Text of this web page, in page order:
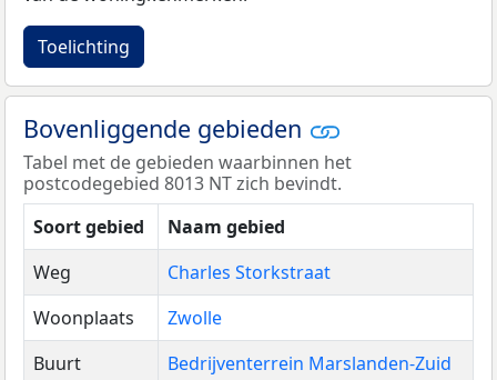
Toelichting
Bovenliggende gebieden
Tabel met de gebieden waarbinnen het
postcodegebied 8013 NT zich bevindt.
Soort gebied
Naam gebied
Weg
Charles Storkstraat
Woonplaats
Zwolle
Buurt
Bedrijventerrein Marslanden-Zuid